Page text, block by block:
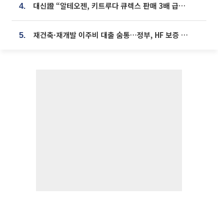
4. 대신證 “알테오젠, 키트루다 큐렉스 판매 3배 급증…목표가 41만원 상향”
5. 재건축·재개발 이주비 대출 숨통…정부, HF 보증 신설 추진